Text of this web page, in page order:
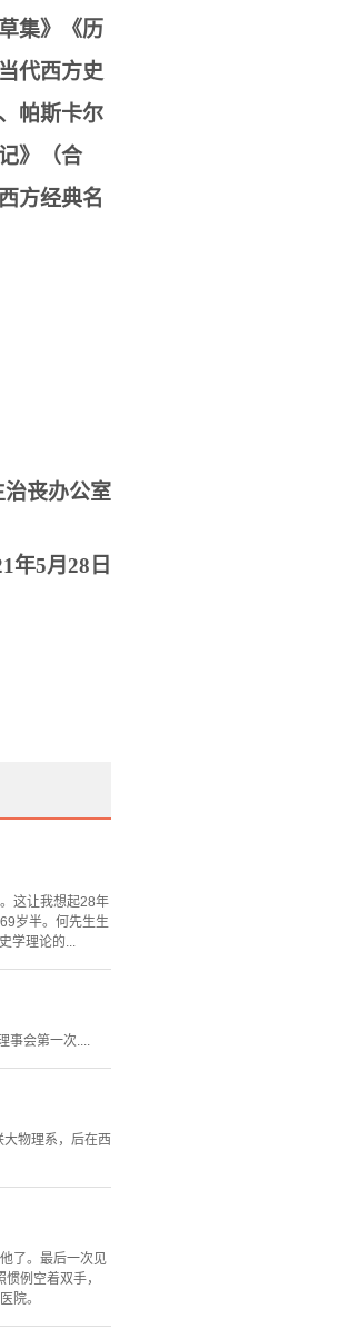
集》《历
代西方史
帕斯卡尔
》（合
方经典名
丧办公室
年5月 28 日
这让我想起28年
岁半。何先生生
学理论的...
事会第一次....
物理系，后在西
了。最后一次见
例空着双手，
院。